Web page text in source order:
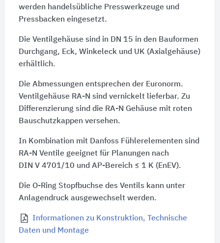
werden handelsübliche Presswerkzeuge und
Pressbacken eingesetzt.
Die Ventilgehäuse sind in DN 15 in den Bauformen
Durchgang, Eck, Winkeleck und UK (Axialgehäuse)
erhältlich.
Die Abmessungen entsprechen der Euronorm.
Ventilgehäuse RA-N sind vernickelt lieferbar. Zu
Differenzierung sind die RA-N Gehäuse mit roten
Bauschutzkappen versehen.
In Kombination mit Danfoss Fühlerelementen sind
RA-N Ventile geeignet für Planungen nach
DIN V 4701/10 und AP-Bereich ≤ 1 K (EnEV).
Die O-Ring Stopfbuchse des Ventils kann unter
Anlagendruck ausgewechselt werden.
Informationen zu Konstruktion, Technische
Daten und Montage